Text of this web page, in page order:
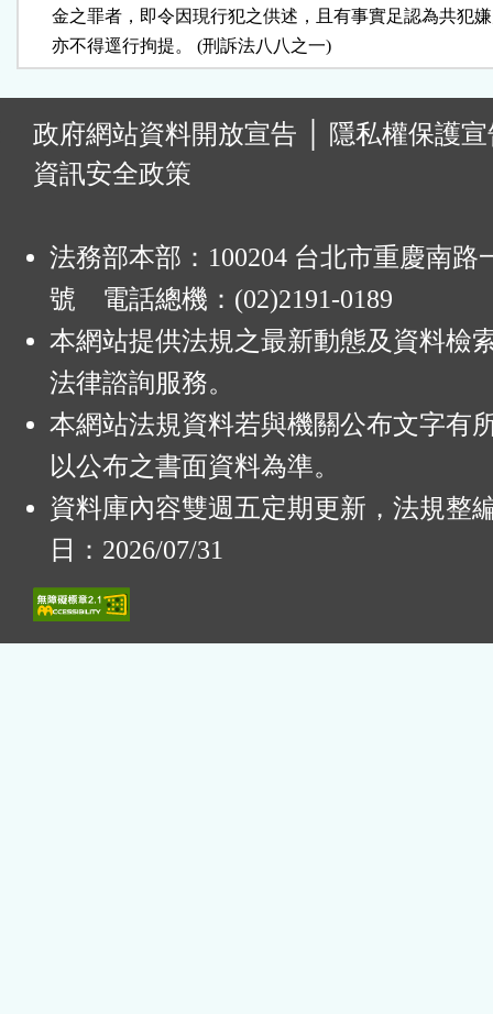
金之罪者，即令因現行犯之供述，且有事實足認為共犯
      亦不得逕行拘提。 (刑訴法八八之一)
政府網站資料開放宣告
隱私權保護
資訊安全政策
法務部本部：100204 台北市重慶南路
號 電話總機：(02)2191-0189
本網站提供法規之最新動態及資料檢
法律諮詢服務。
本網站法規資料若與機關公布文字有
以公布之書面資料為準。
資料庫內容雙週五定期更新，法規整
日：2026/07/31